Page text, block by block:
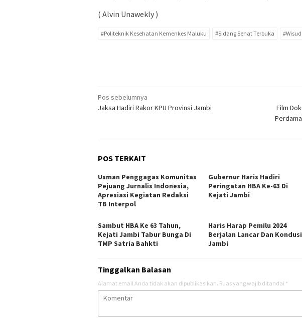
( Alvin Unawekly )
#Politeknik Kesehatan Kemenkes Maluku #Sidang Senat Terbuka
Navigasi
pos
Pos sebelumnya
Jaksa Hadiri Rakor KPU Provinsi Jambi
Film
POS TERKAIT
Usman Penggagas Komunitas
Pejuang Jurnalis Indonesia,
Apresiasi Kegiatan Redaksi
TB Interpol
Gubernur Haris Hadiri
Peringatan HBA Ke-63 Di
Kejati Jambi
Sambut HBA Ke 63 Tahun,
Kejati Jambi Tabur Bunga Di
TMP Satria Bahkti
Haris Harap Pemilu 2024
Berjalan Lancar Dan
Jambi
Tinggalkan Balasan
Alamat email Anda tidak akan dipublikasikan. Ruas yang wajib ditandai *